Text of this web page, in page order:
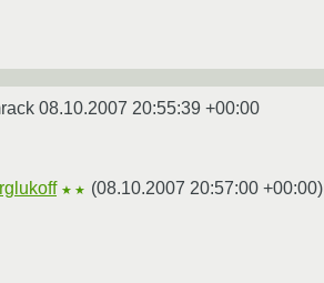
08.10.2007 20:55:39 +00:00
★★ (08.10.2007 20:57:00 +00:00)